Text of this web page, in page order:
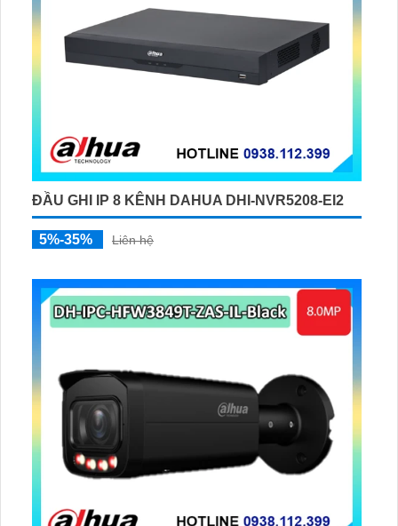
ĐẦU GHI IP 8 KÊNH DAHUA DHI-NVR5208-EI2
5%-35% Liên hệ